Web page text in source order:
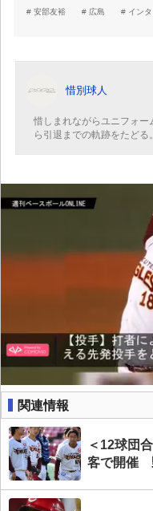
安部友裕 広島 イン
惜別球人
惜しまれながらユニフォ
ら引退までの軌跡をたどる。
関連情報
＜12球団
客で開催